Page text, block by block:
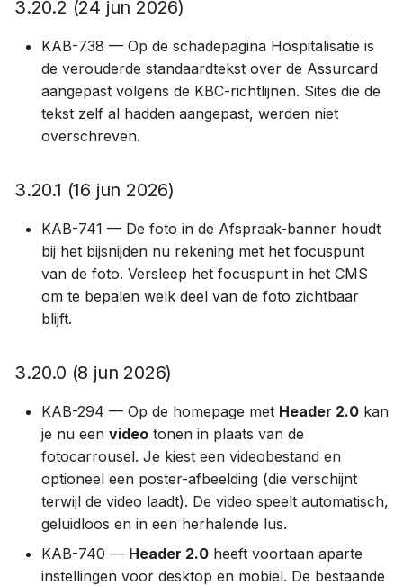
3.7.0 (1 okt 2025)
3.6.4 (25 aug 2025)
3.4.0 (16 jul 2025)
3.3.0 (2 jun 2025)
3.2.2 (20 mei 2025)
3.0.0 (19 maa 2025)
2.13.1 (10 maa 2025)
2.11.0 (2 jan 2025)
2024
3.20.2 (24 jun 2026)
KAB-738 — Op de schadepagina Hospitalisatie is
de verouderde standaardtekst over de Assurcard
aangepast volgens de KBC-richtlijnen. Sites die de
tekst zelf al hadden aangepast, werden niet
overschreven.
3.20.1 (16 jun 2026)
KAB-741 — De foto in de Afspraak-banner houdt
bij het bijsnijden nu rekening met het focuspunt
van de foto. Versleep het focuspunt in het CMS
om te bepalen welk deel van de foto zichtbaar
blijft.
3.20.0 (8 jun 2026)
KAB-294 — Op de homepage met Header 2.0 kan
je nu een video tonen in plaats van de
fotocarrousel. Je kiest een videobestand en
optioneel een poster-afbeelding (die verschijnt
terwijl de video laadt). De video speelt automatisch,
geluidloos en in een herhalende lus.
KAB-740 — Header 2.0 heeft voortaan aparte
instellingen voor desktop en mobiel. De bestaande